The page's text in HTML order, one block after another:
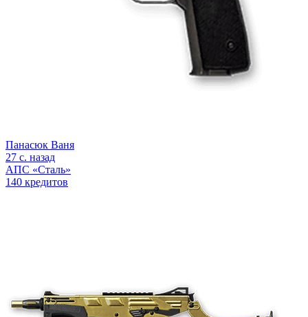
Панасюк Ваня
27 с. назад
АПС «Сталь»
140 кредитов